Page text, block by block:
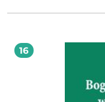
poruszanym w
stosunków polsko-
16